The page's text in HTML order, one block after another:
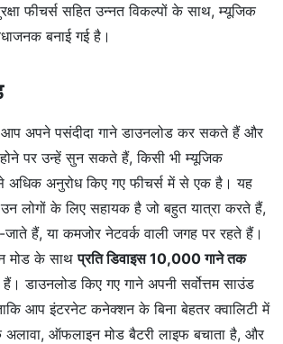
फीचर्स सहित उन्नत विकल्पों के साथ, म्यूजिक
बनाई गई है।
अपने पसंदीदा गाने डाउनलोड कर सकते हैं और
पर उन्हें सुन सकते हैं, किसी भी म्यूजिक
अधिक अनुरोध किए गए फीचर्स में से एक है। यह
लोगों के लिए सहायक है जो बहुत यात्रा करते हैं,
हैं, या कमजोर नेटवर्क वाली जगह पर रहते हैं।
मोड के साथप्रति डिवाइस 10,000 गाने तक
डाउनलोड किए गए गाने अपनी सर्वोत्तम साउंड
आप इंटरनेट कनेक्शन के बिना बेहतर क्वालिटी में
ऑफलाइन मोड बैटरी लाइफ बचाता है, और